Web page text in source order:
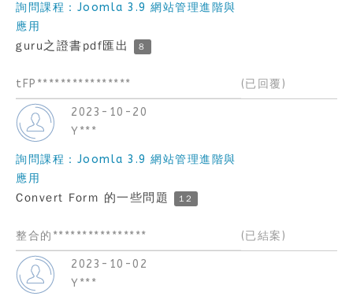
詢問課程：Joomla 3.9 網站管理進階與
應用
guru之證書pdf匯出 8
tFP**************** (已回覆)
2023-10-20
Y***
詢問課程：Joomla 3.9 網站管理進階與
應用
Convert Form 的一些問題 12
整合的**************** (已結案)
2023-10-02
Y***